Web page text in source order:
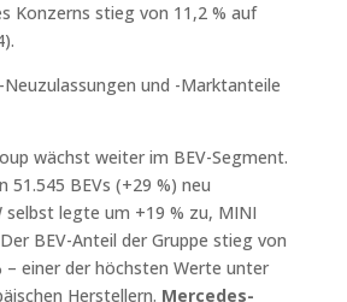
Konzerns stieg von 11,2 % auf
Neuzulassungen und -Marktanteile
wächst weiter im BEV-Segment.
51.545 BEVs (+29 %) neu
selbst legte um +19 % zu, MINI
BEV-Anteil der Gruppe stieg von
– einer der höchsten Werte unter
Herstellern. Mercedes-